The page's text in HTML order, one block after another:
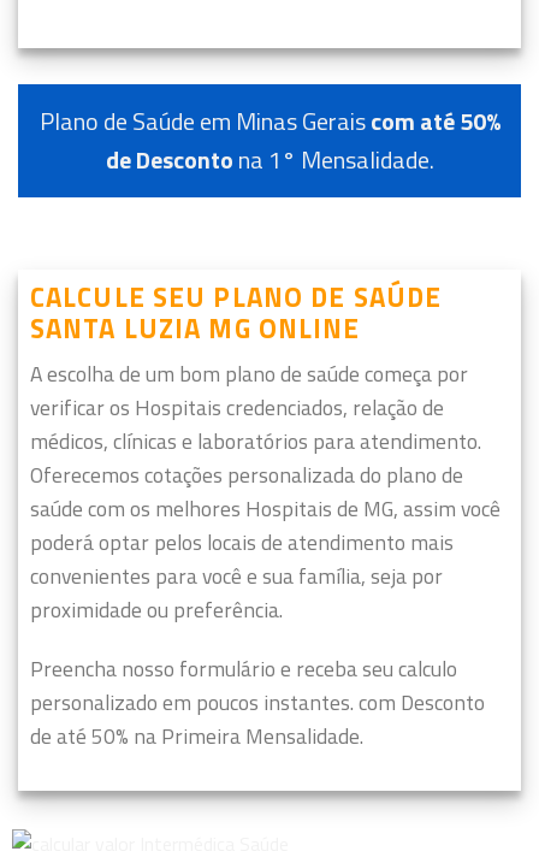
Plano de Saúde em Minas Geraiscom até 50%
de Descontona 1° Mensalidade.
CALCULE SEU PLANO DE SAÚDE
SANTA LUZIA MG ONLINE
A escolha de um bom plano de saúde começa por
verificar os Hospitais credenciados, relação de
médicos, clínicas e laboratórios para atendimento.
Oferecemos cotações personalizada do plano de
saúde com os melhores Hospitais de MG, assim você
poderá optar pelos locais de atendimento mais
convenientes para você e sua família, seja por
proximidade ou preferência.
Preencha nosso formulário e receba seu calculo
personalizado em poucos instantes. com Desconto
de até 50% na Primeira Mensalidade.